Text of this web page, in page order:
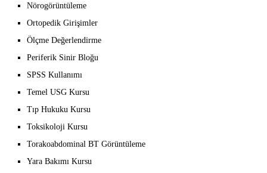
Nörogörüntüleme
Ortopedik Girişimler
Ölçme Değerlendirme
Periferik Sinir Bloğu
SPSS Kullanımı
Temel USG Kursu
Tıp Hukuku Kursu
Toksikoloji Kursu
Torakoabdominal BT Görüntüleme
Yara Bakımı Kursu